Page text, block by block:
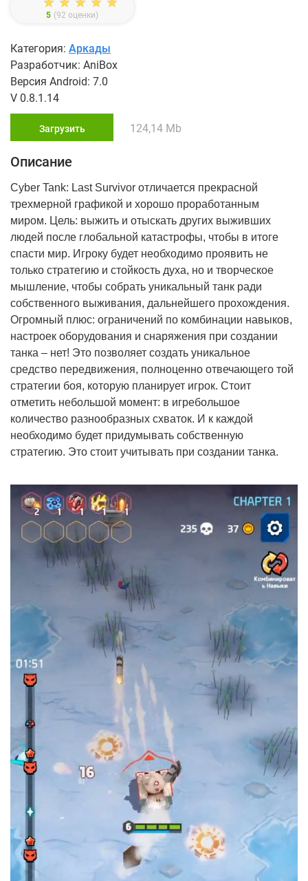
5 (92 оценки)
Категория: Аркады
Разработчик: AniBox
Версия Android: 7.0
V 0.8.1.14
Загрузить 124,14 Mb
Описание
Cyber Tank: Last Survivor отличается прекрасной
трехмерной графикой и хорошо проработанным
миром. Цель: выжить и отыскать других выживших
людей после глобальной катастрофы, чтобы в итоге
спасти мир. Игроку будет необходимо проявить не
только стратегию и стойкость духа, но и творческое
мышление, чтобы собрать уникальный танк ради
собственного выживания, дальнейшего прохождения.
Огромный плюс: ограничений по комбинации навыков,
настроек оборудования и снаряжения при создании
танка – нет! Это позволяет создать уникальное
средство передвижения, полноценно отвечающего той
стратегии боя, которую планирует игрок. Стоит
отметить небольшой момент: в игребольшое
количество разнообразных схваток. И к каждой
необходимо будет придумывать собственную
стратегию. Это стоит учитывать при создании танка.